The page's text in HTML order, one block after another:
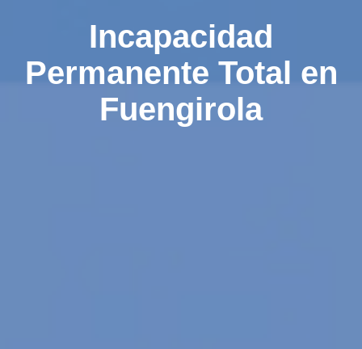
Incapacidad
Permanente Total en
Fuengirola